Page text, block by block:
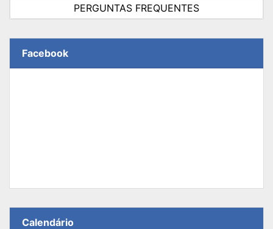
PERGUNTAS FREQUENTES
Facebook
Calendário